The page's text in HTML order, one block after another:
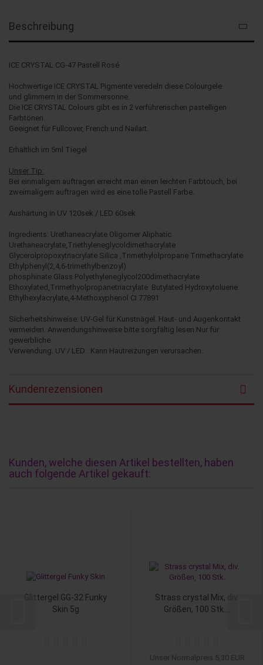
Beschreibung
ICE CRYSTAL CG-47 Pastell Rosé
Hochwertige ICE CRYSTAL Pigmente veredeln diese Colourgele
und glimmern in der Sommersonne.
Die ICE CRYSTAL Colours gibt es in 2 verführerischen pastelligen
Farbtönen.
Geeignet für Fullcover, French und Nailart.
Erhältlich im 5ml Tiegel
Unser Tip:
Bei einmaligem auftragen erreicht man einen leichten Farbtouch, bei
zweimaligem auftragen wird es eine tolle Pastell Farbe.
Aushärtung in UV 120sek / LED 60sek
Ingredients: Urethaneacrylate Oligomer Aliphatic
Urethaneacrylate,Triethyleneglycoldimethacrylate
Glycerolpropoxytriacrylate Silica ,Trimethylolpropane Trimethacrylate
Ethylphenyl(2,4,6-trimethylbenzoyl)
phosphinate Glass Polyethyleneglycol200dimethacrylate
Ethoxylated,Trimethyolpropanetriacrylate Butylated Hydroxytoluene
Ethylhexylacrylate,4-Methoxyphenol CI 77891
Sicherheitshinweise: UV-Gel für Kunstnägel. Haut- und Augenkontakt
vermeiden. Anwendungshinweise bitte sorgfältig lesen.Nur für
gewerbliche
Verwendung. UV / LED . Kann Hautreizungen verursachen.
Kundenrezensionen
Kunden, welche diesen Artikel bestellten, haben
auch folgende Artikel gekauft:
Glittergel GG-32 Funky
Skin 5g
Strass crystal Mix, div.
Größen, 100 Stk....
Unser Normalpreis 5,30 EUR